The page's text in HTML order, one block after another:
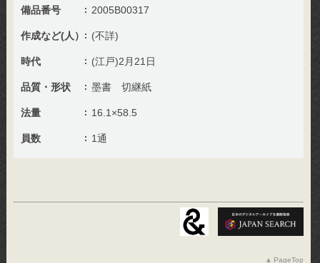
備品番号 2005B00317
作成など(人） (不詳)
時代 (江戸)2月21日
品質・形状 墨書 切継紙
法量 16.1×58.5
員数 1通
PageTop